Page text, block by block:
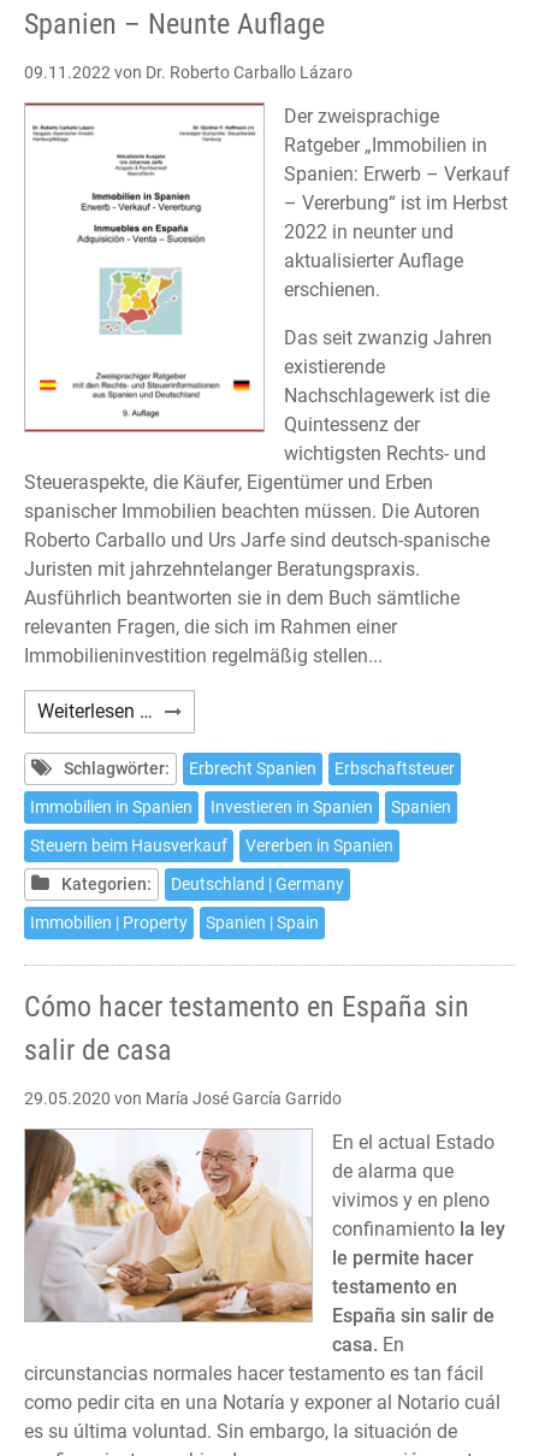
Spanien – Neunte Auflage
09.11.2022 von Dr. Roberto Carballo Lázaro
Der zweisprachige
Ratgeber „Immobilien in
Spanien: Erwerb – Verkauf
– Vererbung“ ist im Herbst
2022 in neunter und
aktualisierter Auflage
erschienen.
Das seit zwanzig Jahren
existierende
Nachschlagewerk ist die
Quintessenz der
wichtigsten Rechts- und
Steueraspekte, die Käufer, Eigentümer und Erben
spanischer Immobilien beachten müssen. Die Autoren
Roberto Carballo und Urs Jarfe sind deutsch-spanische
Juristen mit jahrzehntelanger Beratungspraxis.
Ausführlich beantworten sie in dem Buch sämtliche
relevanten Fragen, die sich im Rahmen einer
Immobilieninvestition regelmäßig stellen...
Weiterlesen … Carballo/Hoffmann/Jarfe:
Immobilien
in
Spanien
–
Neunte
Auflage
Schlagwörter: Erbrecht Spanien
Erbschaftsteuer
Immobilien in Spanien
Investieren in Spanien
Spanien
Steuern beim Hausverkauf
Vererben in Spanien
Kategorien:
Deutschland | Germany
Immobilien | Property
Spanien | Spain
Cómo hacer testamento en España sin
salir de casa
29.05.2020 von María José García Garrido
En el actual Estado
de alarma que
vivimos y en pleno
confinamiento la ley
le permite hacer
testamento en
España sin salir de
casa. En
circunstancias normales hacer testamento es tan fácil
como pedir cita en una Notaría y exponer al Notario cuál
es su última voluntad. Sin embargo, la situación de